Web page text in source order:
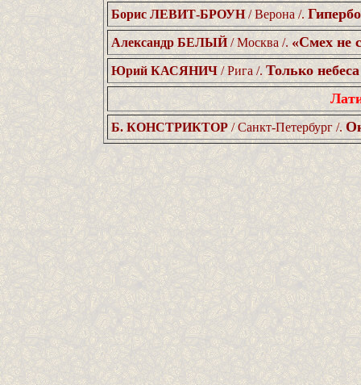
Борис ЛЕВИТ-БРОУН/ Верона /.
Александр БЕЛЫЙ/ Москва /. «Смех не
Юрий КАСЯНИЧ/ Рига /.Только небеса
Б. КОНСТРИКТОР/ Санкт-Петербург /.